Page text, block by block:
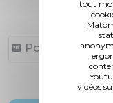
tout
vidéos
Point 12